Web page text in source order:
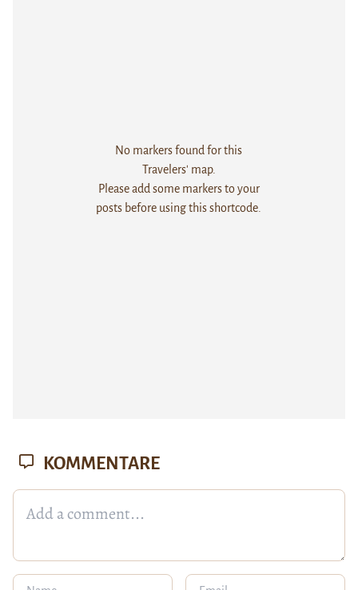
No markers found for this
Travelers' map.
Please add some markers to your
posts before using this shortcode.
KOMMENTARE